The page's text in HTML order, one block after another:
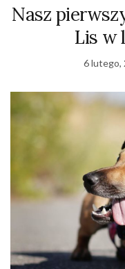
Nasz
Lis w
6 lutego,